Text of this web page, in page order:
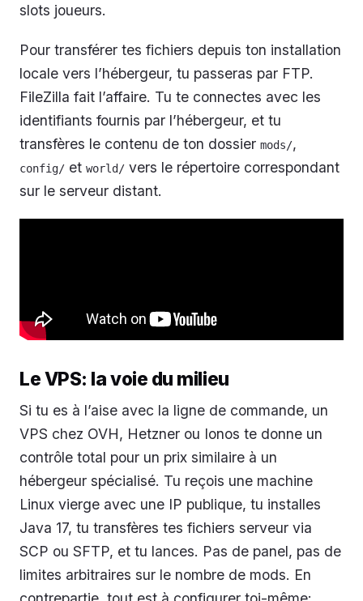
slots joueurs.
Pour transférer tes fichiers depuis ton installation
locale vers l’hébergeur, tu passeras par FTP.
FileZilla fait l’affaire. Tu te connectes avec les
identifiants fournis par l’hébergeur, et tu
transfères le contenu de ton dossier mods/,
config/ et world/ vers le répertoire correspondant
sur le serveur distant.
Le VPS: la voie du milieu
Si tu es à l’aise avec la ligne de commande, un
VPS chez OVH, Hetzner ou Ionos te donne un
contrôle total pour un prix similaire à un
hébergeur spécialisé. Tu reçois une machine
Linux vierge avec une IP publique, tu installes
Java 17, tu transfères tes fichiers serveur via
SCP ou SFTP, et tu lances. Pas de panel, pas de
limites arbitraires sur le nombre de mods. En